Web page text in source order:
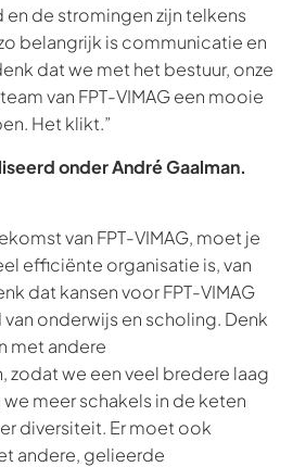
de stromingen zijn telkens
belangrijk is communicatie en
dat we met het bestuur, onze
van FPT-VIMAG een mooie
Het klikt.”
onder André Gaalman.
van FPT-VIMAG, moet je
efficiënte organisatie is, van
dat kansen voor FPT-VIMAG
onderwijs en scholing. Denk
met andere
zodat we een veel bredere laag
meer schakels in de keten
diversiteit. Er moet ook
andere, gelieerde